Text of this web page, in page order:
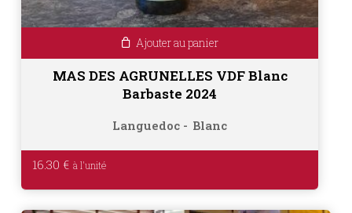
Ajouter au panier
MAS DES AGRUNELLES VDF Blanc
Barbaste 2024
Languedoc Blanc
16.30 €